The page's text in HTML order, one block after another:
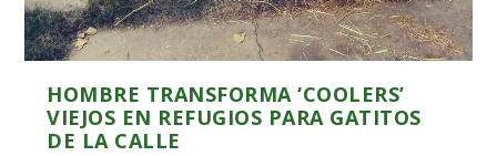
HOMBRE TRANSFORMA ‘COOLERS’
VIEJOS EN REFUGIOS PARA GATITOS
DE LA CALLE